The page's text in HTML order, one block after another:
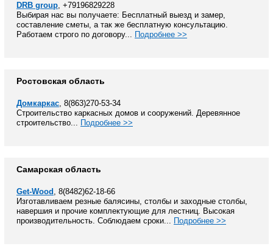
DRB group, +79196829228
Выбирая нас вы получаете: Бесплатный выезд и замер,
составление сметы, а так же бесплатную консультацию.
Работаем строго по договору... Подробнее >>
Ростовская область
Домкаркас, 8(863)270-53-34
Строительство каркасных домов и сооружений. Деревянное
строительство... Подробнее >>
Самарская область
Get-Wood , 8(8482)62-18-66
Изготавливаем резные балясины, столбы и заходные столбы,
навершия и прочие комплектующие для лестниц. Высокая
производительность. Соблюдаем сроки... Подробнее >>